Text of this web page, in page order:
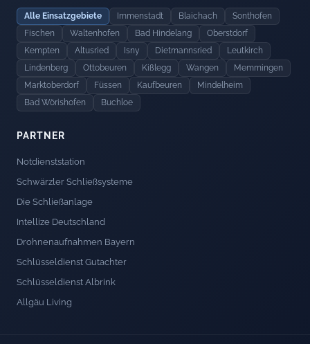
Alle Einsatzgebiete Immenstadt Blaichach
Sonthofen
Fischen
Waltenhofen Bad Hindelang
Oberstdorf
Kempten
Altusried Isny Dietmannsried
Leutkirch
Lindenberg
Ottobeuren Kißlegg Wangen
Memmingen
Marktoberdorf
Füssen Kaufbeuren
Mindelheim
Bad Wörishofen
Buchloe
PARTNER
Notdienststation
Schwärzler Schließsysteme
Die Schließanlage
Intellize Deutschland
Drohnenaufnahmen Bayern
Schlüsseldienst Gutachter
Schlüsseldienst Albrink
Allgäu Living